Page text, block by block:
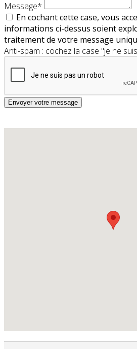
Message*
En cochant cette case, vous
informations ci-dessus soient
traitement de votre message
Anti-spam : cochez la case "je ne
Envoyer votre message